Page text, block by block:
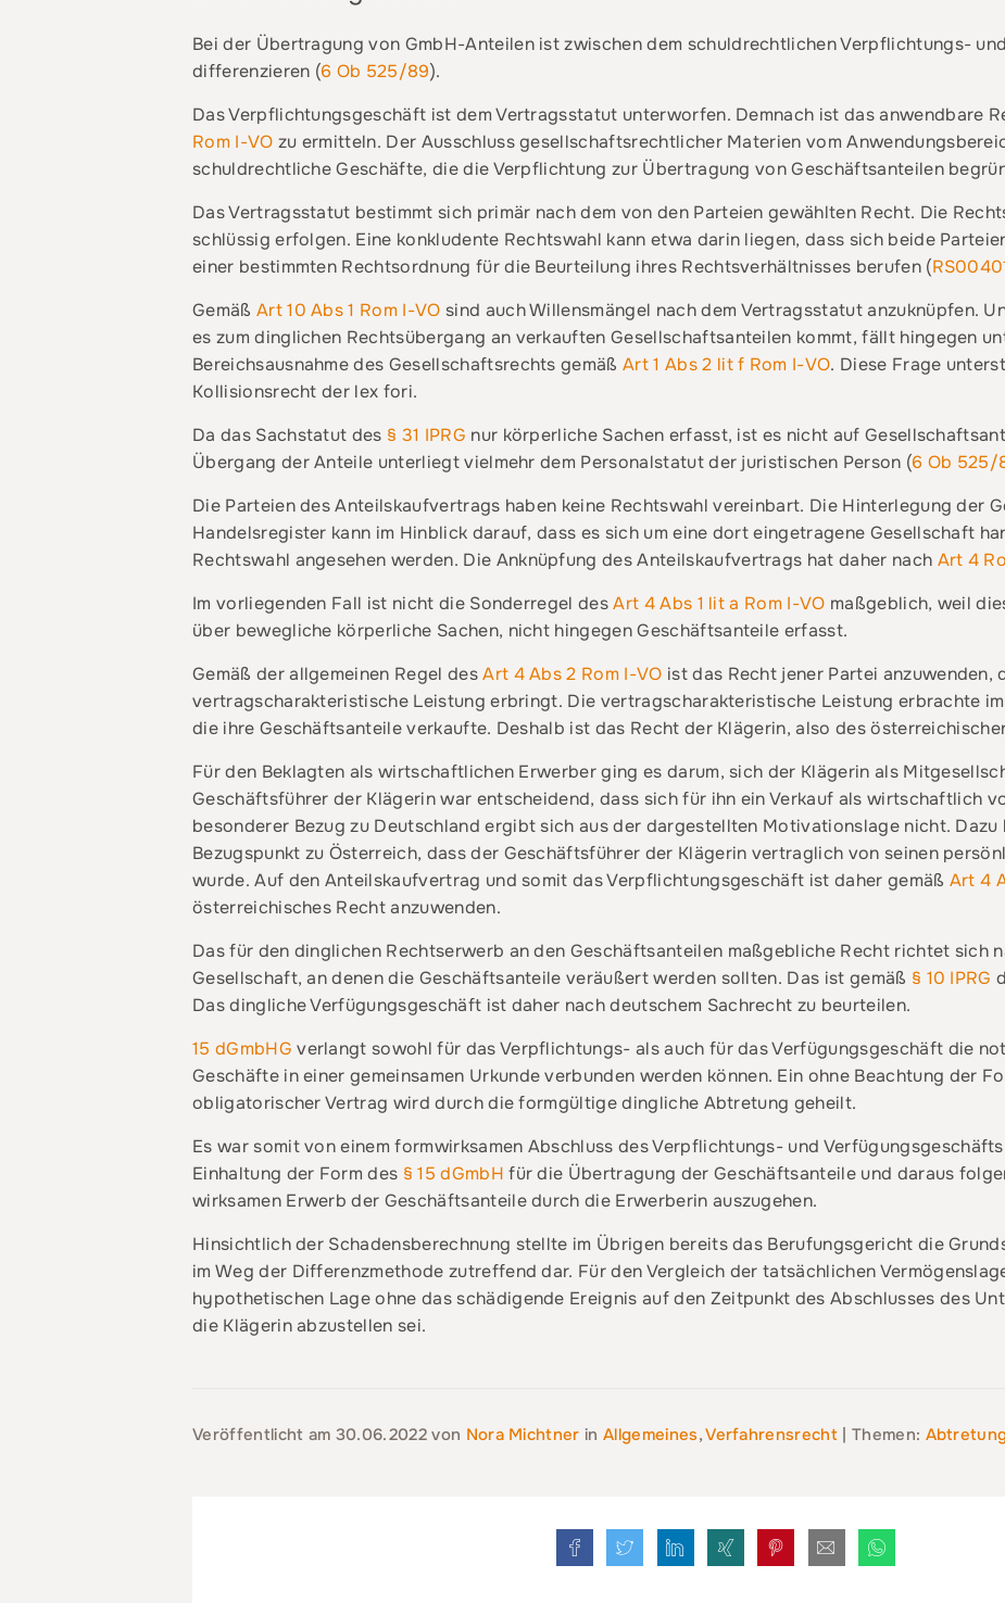
Bei der Übertragung von GmbH-Anteilen ist zwischen dem schuldrechtlichen Verpflichtungs-
differenzieren (6 Ob 525/89).
Das Verpflichtungsgeschäft ist dem Vertragsstatut unterworfen. Demnach ist das anwendbare
Rom I-VO zu ermitteln. Der Ausschluss gesellschaftsrechtlicher Materien vom
schuldrechtliche Geschäfte, die die Verpflichtung zur Übertragung von Geschäftsanteilen
Das Vertragsstatut bestimmt sich primär nach dem von den Parteien gewählten Recht. Die
schlüssig erfolgen. Eine konkludente Rechtswahl kann etwa darin liegen, dass sich beide
einer bestimmten Rechtsordnung für die Beurteilung ihres Rechtsverhältnisses berufen (
Gemäß Art 10 Abs 1 Rom I-VO sind auch Willensmängel nach dem Vertragsstatut anzuknüpfen.
es zum dinglichen Rechtsübergang an verkauften Gesellschaftsanteilen kommt, fällt hingegen
Bereichsausnahme des Gesellschaftsrechts gemäßArt 1 Abs 2 lit f Rom I-VO. Diese Frage
Kollisionsrecht der lex fori.
Da das Sachstatut des § 31 IPRG nur körperliche Sachen erfasst, ist es nicht auf
Übergang der Anteile unterliegt vielmehr dem Personalstatut der juristischen Person (6 Ob 525/
Die Parteien des Anteilskaufvertrags haben keine Rechtswahl vereinbart. Die Hinterlegung der
Handelsregister kann im Hinblick darauf, dass es sich um eine dort eingetragene Gesellschaft
Rechtswahl angesehen werden. Die Anknüpfung des Anteilskaufvertrags hat daher nach Art 4
Im vorliegenden Fall ist nicht die Sonderregel desArt 4 Abs 1 lit a Rom I-VO maßgeblich, weil
über bewegliche körperliche Sachen, nicht hingegen Geschäftsanteile erfasst.
Gemäß der allgemeinen Regel desArt 4 Abs 2 Rom I-VO ist das Recht jener Partei anzuwenden,
vertragscharakteristische Leistung erbringt. Die vertragscharakteristische Leistung erbrachte
die ihre Geschäftsanteile verkaufte. Deshalb ist das Recht der Klägerin, also des
Für den Beklagten als wirtschaftlichen Erwerber ging es darum, sich der Klägerin als
Geschäftsführer der Klägerin war entscheidend, dass sich für ihn ein Verkauf als wirtschaftlich
besonderer Bezug zu Deutschland ergibt sich aus der dargestellten Motivationslage nicht. Dazu
Bezugspunkt zu Österreich, dass der Geschäftsführer der Klägerin vertraglich von seinen
wurde. Auf den Anteilskaufvertrag und somit das Verpflichtungsgeschäft ist daher gemäß Art 4
österreichisches Recht anzuwenden.
Das für den dinglichen Rechtserwerb an den Geschäftsanteilen maßgebliche Recht richtet sich
Gesellschaft, an denen die Geschäftsanteile veräußert werden sollten. Das ist gemäß § 10 IPRG
Das dingliche Verfügungsgeschäft ist daher nach deutschem Sachrecht zu beurteilen.
15 dGmbHG verlangt sowohl für das Verpflichtungs- als auch für das Verfügungsgeschäft die
Geschäfte in einer gemeinsamen Urkunde verbunden werden können. Ein ohne Beachtung der
obligatorischer Vertrag wird durch die formgültige dingliche Abtretung geheilt.
Es war somit von einem formwirksamen Abschluss des Verpflichtungs- und
Einhaltung der Form des § 15 dGmbH für die Übertragung der Geschäftsanteile und daraus
wirksamen Erwerb der Geschäftsanteile durch die Erwerberin auszugehen.
Hinsichtlich der Schadensberechnung stellte im Übrigen bereits das Berufungsgericht die
im Weg der Differenzmethode zutreffend dar. Für den Vergleich der tatsächlichen
hypothetischen Lage ohne das schädigende Ereignis auf den Zeitpunkt des Abschlusses des
die Klägerin abzustellen sei.
Veröffentlicht am 30.06.2022von Nora Michtner inAllgemeines,Verfahrensrecht | Themen: